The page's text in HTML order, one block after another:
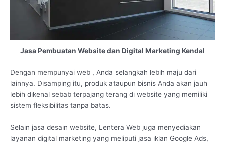
Jasa Pembuatan Website dan Digital Marketing Kendal
Dengan mempunyai web , Anda selangkah lebih maju dari
lainnya. Disamping itu, produk ataupun bisnis Anda akan jauh
lebih dikenal sebab terpajang terang di website yang memiliki
sistem fleksibilitas tanpa batas.
Selain jasa desain website, Lentera Web juga menyediakan
layanan digital marketing yang meliputi jasa iklan Google Ads,